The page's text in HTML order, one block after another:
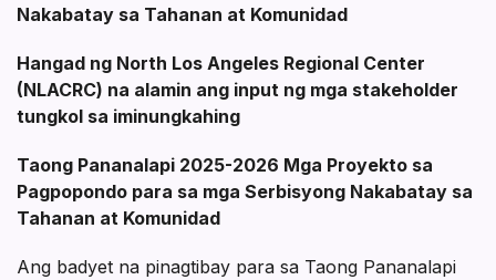
Nakabatay sa Tahanan at Komunidad
Hangad ng North Los Angeles Regional Center
(NLACRC) na alamin ang input ng mga stakeholder
tungkol sa iminungkahing
Taong Pananalapi 2025-2026 Mga Proyekto sa
Pagpopondo para sa mga Serbisyong Nakabatay sa
Tahanan at Komunidad
Ang badyet na pinagtibay para sa Taong Pananalapi